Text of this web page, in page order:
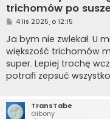
trichomów po
P
s
t
4 lis 2025, o 12:15
Ja bym nie zwlekał. U
większość trichomów
super. Lepiej trochę
potrafi zepsuć
TransTabe
Gibony